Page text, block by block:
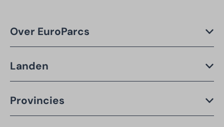
Over EuroParcs
Landen
Provincies